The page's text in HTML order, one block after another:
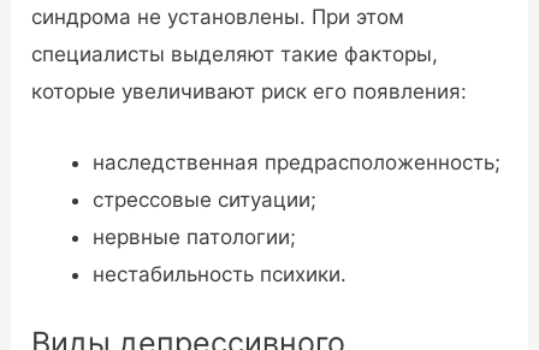
синдрома не установлены. При этом
специалисты выделяют такие факторы,
которые увеличивают риск его появления:
наследственная предрасположенность;
стрессовые ситуации;
нервные патологии;
нестабильность психики.